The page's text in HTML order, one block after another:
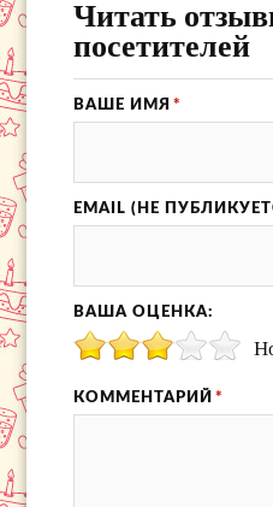
Читать
посетителей
ВАШЕ ИМЯ *
EMAIL (НЕ
ВАША ОЦЕНКА:
КОММЕНТАРИЙ *